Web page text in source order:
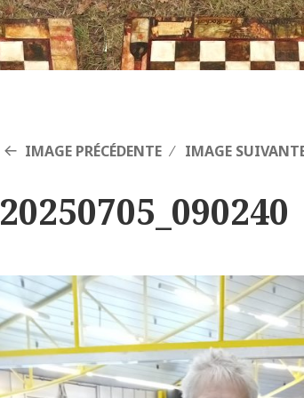
IMAGE PRÉCÉDENTE IMAGE
20250705_090240